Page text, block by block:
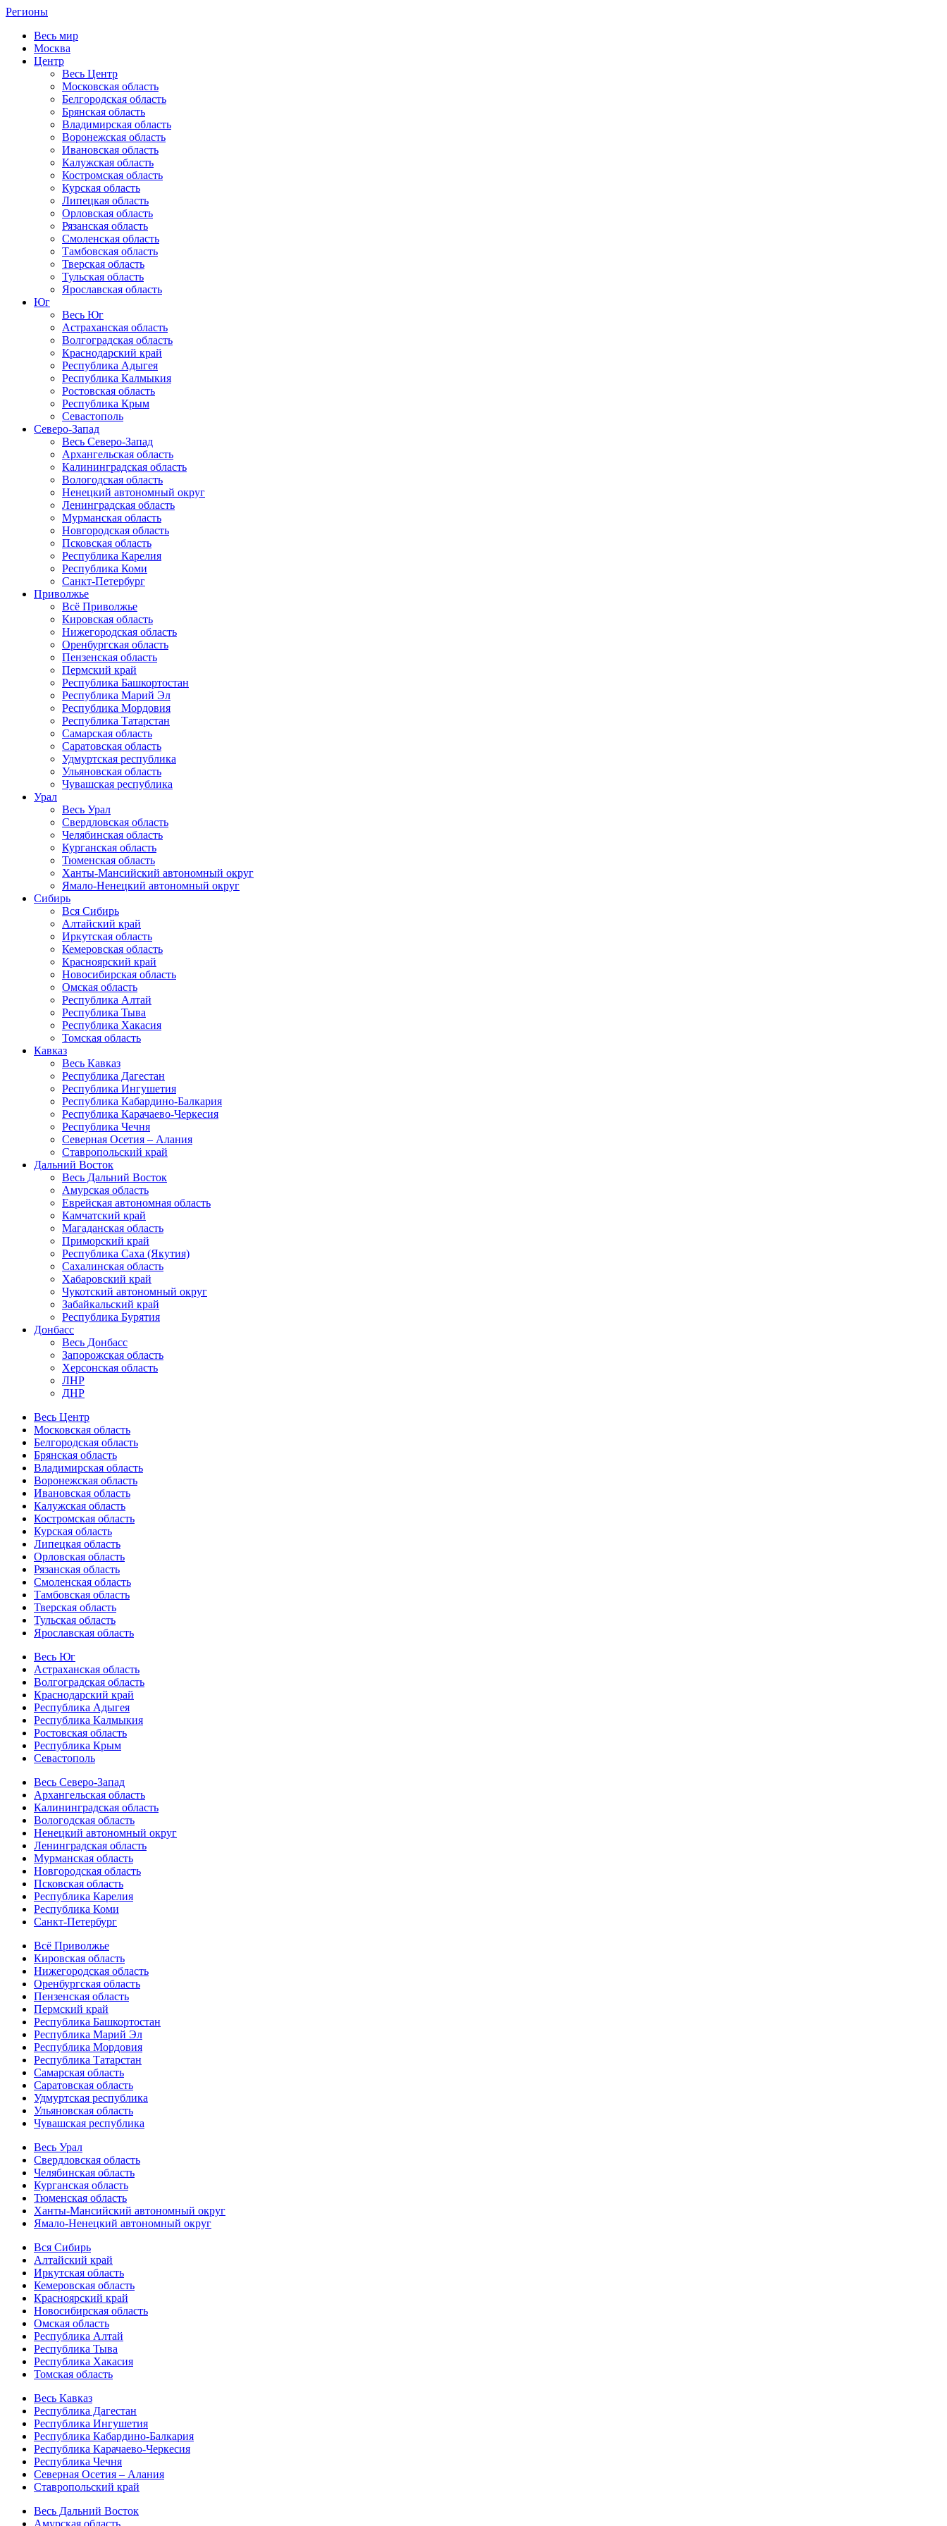
Регионы
Весь мир
Москва
Центр
Весь Центр
Московская область
Белгородская область
Брянская область
Владимирская область
Воронежская область
Ивановская область
Калужская область
Костромская область
Курская область
Липецкая область
Орловская область
Рязанская область
Смоленская область
Тамбовская область
Тверская область
Тульская область
Ярославская область
Юг
Весь Юг
Астраханская область
Волгоградская область
Краснодарский край
Республика Адыгея
Республика Калмыкия
Ростовская область
Республика Крым
Севастополь
Северо-Запад
Весь Северо-Запад
Архангельская область
Калининградская область
Вологодская область
Ненецкий автономный округ
Ленинградская область
Мурманская область
Новгородская область
Псковская область
Республика Карелия
Республика Коми
Санкт-Петербург
Приволжье
Всё Приволжье
Кировская область
Нижегородская область
Оренбургская область
Пензенская область
Пермский край
Республика Башкортостан
Республика Марий Эл
Республика Мордовия
Республика Татарстан
Самарская область
Саратовская область
Удмуртская республика
Ульяновская область
Чувашская республика
Урал
Весь Урал
Свердловская область
Челябинская область
Курганская область
Тюменская область
Ханты-Мансийский автономный округ
Ямало-Ненецкий автономный округ
Сибирь
Вся Сибирь
Алтайский край
Иркутская область
Кемеровская область
Красноярский край
Новосибирская область
Омская область
Республика Алтай
Республика Тыва
Республика Хакасия
Томская область
Кавказ
Весь Кавказ
Республика Дагестан
Республика Ингушетия
Республика Кабардино-Балкария
Республика Карачаево-Черкесия
Республика Чечня
Северная Осетия – Алания
Ставропольский край
Дальний Восток
Весь Дальний Восток
Амурская область
Еврейская автономная область
Камчатский край
Магаданская область
Приморский край
Республика Саха (Якутия)
Сахалинская область
Хабаровский край
Чукотский автономный округ
Забайкальский край
Республика Бурятия
Донбасс
Весь Донбасс
Запорожская область
Херсонская область
ЛНР
ДНР
Весь Центр
Московская область
Белгородская область
Брянская область
Владимирская область
Воронежская область
Ивановская область
Калужская область
Костромская область
Курская область
Липецкая область
Орловская область
Рязанская область
Смоленская область
Тамбовская область
Тверская область
Тульская область
Ярославская область
Весь Юг
Астраханская область
Волгоградская область
Краснодарский край
Республика Адыгея
Республика Калмыкия
Ростовская область
Республика Крым
Севастополь
Весь Северо-Запад
Архангельская область
Калининградская область
Вологодская область
Ненецкий автономный округ
Ленинградская область
Мурманская область
Новгородская область
Псковская область
Республика Карелия
Республика Коми
Санкт-Петербург
Всё Приволжье
Кировская область
Нижегородская область
Оренбургская область
Пензенская область
Пермский край
Республика Башкортостан
Республика Марий Эл
Республика Мордовия
Республика Татарстан
Самарская область
Саратовская область
Удмуртская республика
Ульяновская область
Чувашская республика
Весь Урал
Свердловская область
Челябинская область
Курганская область
Тюменская область
Ханты-Мансийский автономный округ
Ямало-Ненецкий автономный округ
Вся Сибирь
Алтайский край
Иркутская область
Кемеровская область
Красноярский край
Новосибирская область
Омская область
Республика Алтай
Республика Тыва
Республика Хакасия
Томская область
Весь Кавказ
Республика Дагестан
Республика Ингушетия
Республика Кабардино-Балкария
Республика Карачаево-Черкесия
Республика Чечня
Северная Осетия – Алания
Ставропольский край
Весь Дальний Восток
Амурская область